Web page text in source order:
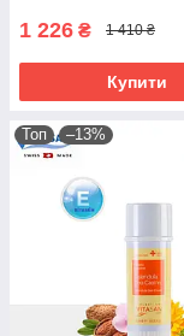
1 226 ₴ 1 410 ₴
Купити
Топ –13%